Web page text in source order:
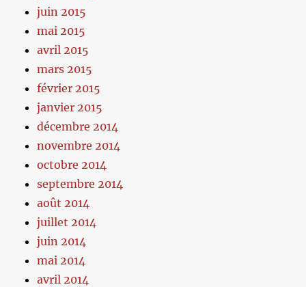
juin 2015
mai 2015
avril 2015
mars 2015
février 2015
janvier 2015
décembre 2014
novembre 2014
octobre 2014
septembre 2014
août 2014
juillet 2014
juin 2014
mai 2014
avril 2014